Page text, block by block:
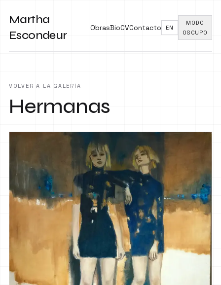
Martha
Escondeur
ObrasBioCVContacto EN
MODO
OSCURO
VOLVER A LA GALERÍA
Hermanas